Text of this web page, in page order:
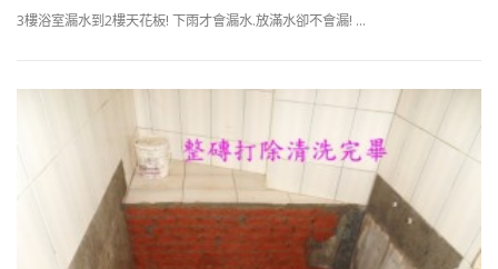
3樓浴室漏水到2樓天花板! 下雨才會漏水.放滿水卻不會漏! …